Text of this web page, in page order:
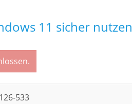
11 sicher nutzen
126-533